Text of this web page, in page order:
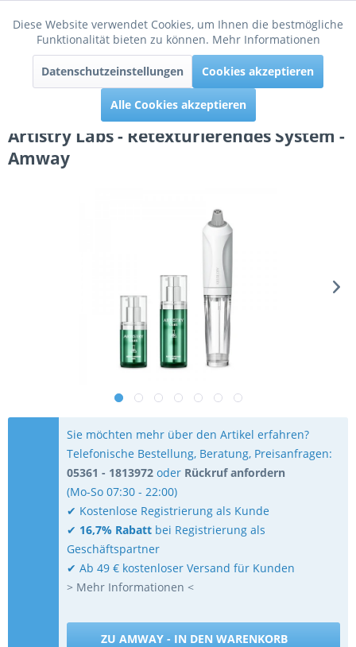
Menü
Artistry Labs - Retexturierendes System -
Amway
Sie möchten mehr über den Artikel erfahren?
Telefonische Bestellung, Beratung, Preisanfragen:
05361 - 1813972 oder Rückruf anfordern
(Mo-So 07:30 - 22:00)
✔ Kostenlose Registrierung als Kunde
✔ 16,7% Rabatt bei Registrierung als
Geschäftspartner
✔ Ab 49 € kostenloser Versand für Kunden
> Mehr Informationen <
ZU AMWAY - IN DEN WARENKORB
Funktionale Aktiv
Tracking Inaktiv
Diese Website verwendet Cookies, um Ihnen die bestmögliche
Funktionalität bieten zu können. Mehr Informationen
Datenschutzeinstellungen Cookies akzeptieren
Alle Cookies akzeptieren